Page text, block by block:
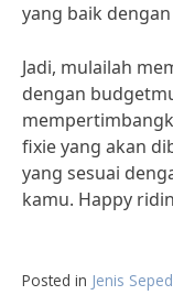
yang baik
Jadi, mulailah
dengan
fixie yang akan
yang sesuai
kamu. Happy
Posted in Jenis